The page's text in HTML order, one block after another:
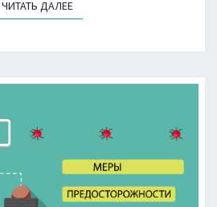
ЧИТАТЬ ДАЛЕЕЧИТАТЬ ДАЛЕЕ